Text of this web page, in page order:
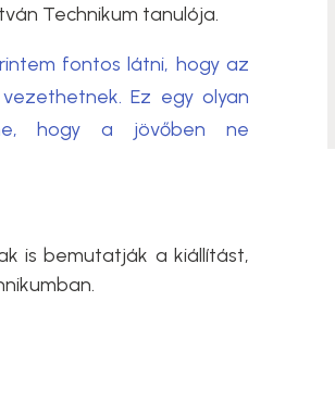
Technikum tanulója.
fontos látni, hogy az
Ez egy olyan
hogy a jövőben ne
is bemutatják a kiállítást,